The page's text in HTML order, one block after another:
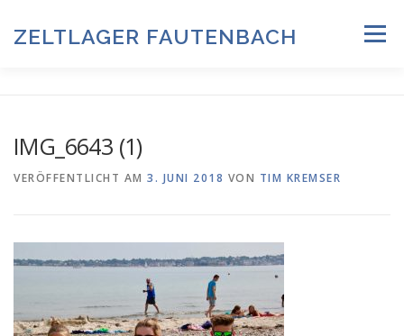
springen
ZELTLAGER FAUTENBACH Menü
HISTORIE & FOTOARCHIV
IMPRESSUM
IMG_6643 (1)
VERÖFFENTLICHT AM 3. JUNI 2018 VON TIM KREMSER